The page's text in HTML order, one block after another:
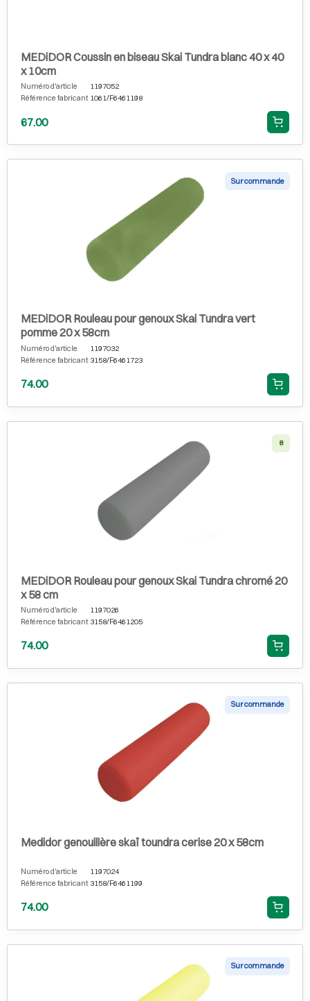
MEDiDOR Coussin en biseau Skai Tundra blanc 40 x 40
x 10cm
Numéro d'article
1197052
Référence fabricant 1061/F6461198
67.00
Sur commande
MEDiDOR Rouleau pour genoux Skai Tundra vert
pomme 20 x 58cm
Numéro d'article
1197032
Référence fabricant 3158/F6461723
74.00
8
MEDiDOR Rouleau pour genoux Skai Tundra chromé 20
x 58 cm
Numéro d'article
1197026
Référence fabricant 3158/F6461205
74.00
Sur commande
Medidor genouillère skaï toundra cerise 20 x 58cm
Numéro d'article
1197024
Référence fabricant 3158/F6461199
74.00
Sur commande